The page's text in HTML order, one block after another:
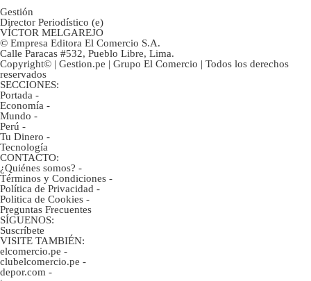
Gestión
Director Periodístico (e)
VÍCTOR MELGAREJO
© Empresa Editora El Comercio S.A.
Calle Paracas #532, Pueblo Libre, Lima.
Copyright© | Gestion.pe | Grupo El Comercio | Todos los derechos
reservados
SECCIONES:
Portada -
Economía -
Mundo -
Perú -
Tu Dinero -
Tecnología
CONTACTO:
¿Quiénes somos? -
Términos y Condiciones -
Política de Privacidad -
Politica de Cookies -
Preguntas Frecuentes
SÍGUENOS:
Suscríbete
VISITE TAMBIÉN:
elcomercio.pe -
clubelcomercio.pe -
depor.com -